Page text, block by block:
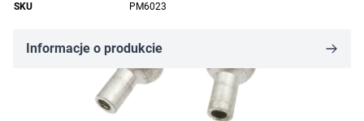
SKU PM6023
Informacje o produkcie